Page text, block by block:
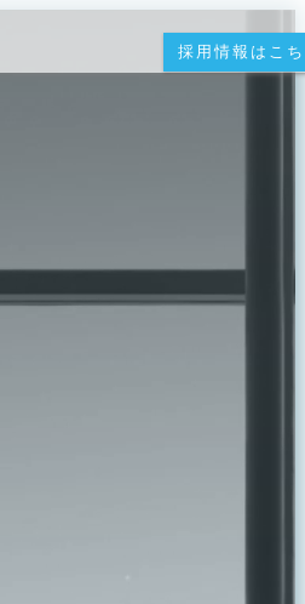
採用情報はこ